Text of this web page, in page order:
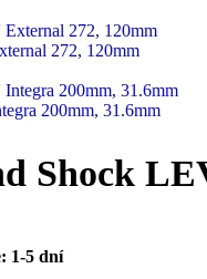
272, 120mm
200mm, 31.6mm
Shock
1-5 dní